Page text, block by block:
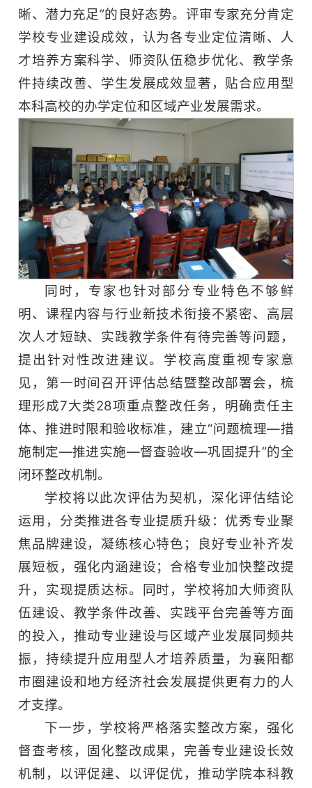
晰、潜力充足”的良好态势。评审专家充分肯定
学校专业建设成效，认为各专业定位清晰、人
才培养方案科学、师资队伍稳步优化、教学条
件持续改善、学生发展成效显著，贴合应用型
本科高校的办学定位和区域产业发展需求。
同时，专家也针对部分专业特色不够鲜
明、课程内容与行业新技术衔接不紧密、高层
次人才短缺、实践教学条件有待完善等问题，
提出针对性改进建议。学校高度重视专家意
见，第一时间召开评估总结暨整改部署会，梳
理形成7大类28项重点整改任务，明确责任主
体、推进时限和验收标准，建立“问题梳理—措
施制定—推进实施—督查验收—巩固提升”的全
闭环整改机制。
学校将以此次评估为契机，深化评估结论
运用，分类推进各专业提质升级：优秀专业聚
焦品牌建设，凝练核心特色；良好专业补齐发
展短板，强化内涵建设；合格专业加快整改提
升，实现提质达标。同时，学校将加大师资队
伍建设、教学条件改善、实践平台完善等方面
的投入，推动专业建设与区域产业发展同频共
振，持续提升应用型人才培养质量，为襄阳都
市圈建设和地方经济社会发展提供更有力的人
才支撑。
下一步，学校将严格落实整改方案，强化
督查考核，固化整改成果，完善专业建设长效
机制，以评促建、以评促优，推动学院本科教